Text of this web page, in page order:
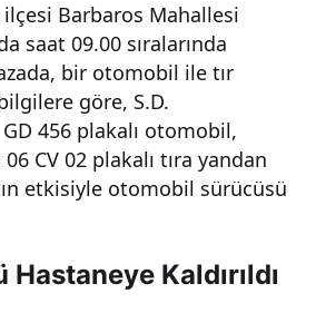
ilçesi Barbaros Mahallesi
saat 09.00 sıralarında
bir otomobil ile tır
göre, S.D.
456 plakalı otomobil,
06 CV 02 plakalı tıra yandan
etkisiyle otomobil sürücüsü
Hastaneye Kaldırıldı